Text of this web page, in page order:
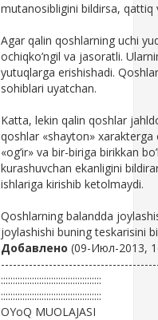
mutanosibligini bildirsa, qattiq
Agar qalin qoshlarning uchi
ochiqko’ngil va jasoratli.
yutuqlarga erishishadi.
sohiblari uyatchan.
Katta, lekin qalin qoshlar
qoshlar «shayton» xarakterga
«og’ir» va bir-biriga birikkan
kurashuvchan ekanligini
ishlariga kirishib ketolmaydi.
Qoshlarning balandda
joylashishi buning teskarisini
Добавлено (09-Июл-2013,
::::::::::::::::::::::::::::::::::::::::::
::::::::::::::::::::::::::::::::::::::::::
OYoQ MUOLAJASI